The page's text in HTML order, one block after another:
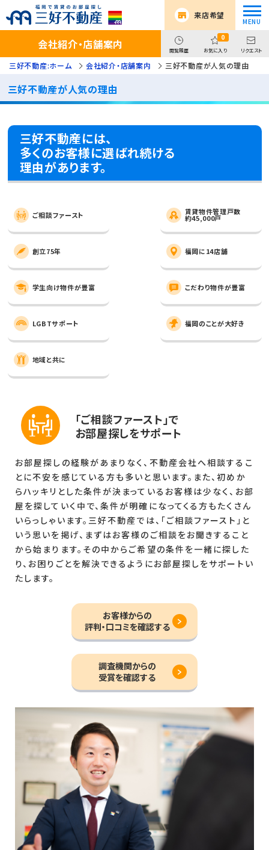
来店希望
会社紹介・店舗案内 閲覧履歴
0
お気に入り リクエスト
三好不動産:ホーム 会社紹介・店舗案内 三好不動産が人気の理由
三好不動産が人気の理由
三好不動産には、
多くのお客様に選ばれ続ける
理由があります。
ご相談ファースト 賃貸物件管理戸数
約45,000戸
創立75年 福岡に14店舗
学生向け物件が豊富 こだわり物件が豊富
LGBTサポート 福岡のことが大好き
地域と共に
「ご相談ファースト」で
お部屋探しをサポート
お部屋探しの経験があまりなく、不動産会社へ相談するこ
とに不安を感じている方も多いと思います。また、初めか
らハッキリとした条件が決まっているお客様は少なく、お部
屋を探していく中で、条件が明確になってくる方もたくさん
いらっしゃいます。三好不動産では、「ご相談ファースト」と
いう思いを掲げ、まずはお客様のご相談をお聞きすること
から始まります。その中からご希望の条件を一緒に探した
り、お困りごとを解決できるようにお部屋探しをサポートい
たします。
お客様からの
評判・口コミを確認する
調査機関からの
受賞を確認する